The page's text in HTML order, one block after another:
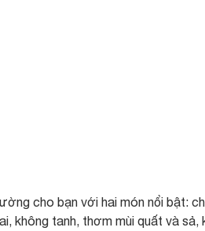
cho bạn với hai món nổi bật:
không tanh, thơm mùi quất và sả,